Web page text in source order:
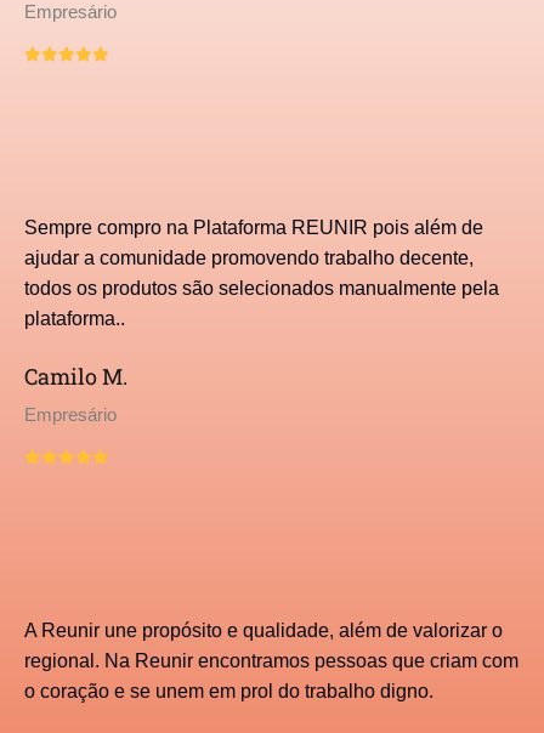
Empresário
Sempre compro na Plataforma REUNIR pois além de
ajudar a comunidade promovendo trabalho decente,
todos os produtos são selecionados manualmente pela
plataforma..
Camilo M.
Empresário
A Reunir une propósito e qualidade, além de valorizar o
regional. Na Reunir encontramos pessoas que criam com
o coração e se unem em prol do trabalho digno.